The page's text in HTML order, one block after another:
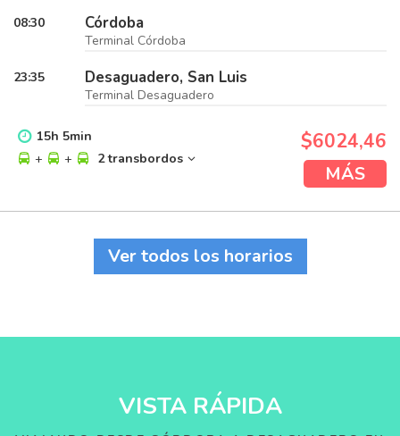
08:30 Córdoba
Terminal Córdoba
23:35 Desaguadero, San Luis
Terminal Desaguadero
15h 5min
+
+ 2 transbordos
$6024,46
MÁS
Ver todos los horarios
VISTA RÁPIDA